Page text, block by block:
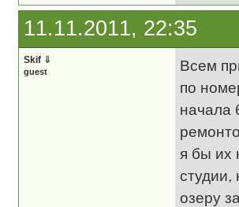
11.11.2011, 22:35
Skif ⇓
guest
Всем
по
начала
я бы их
студии,
озеру